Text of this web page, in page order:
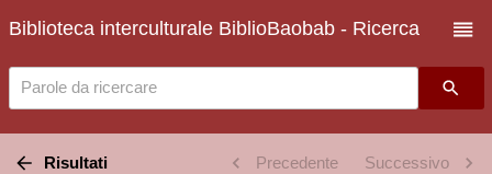
Biblioteca interculturale BiblioBaobab - Ricerca
Parole da ricercare
Risultati Precedente Successivo